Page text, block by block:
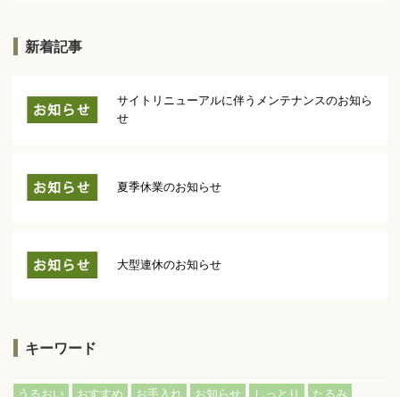
新着記事
サイトリニューアルに伴うメンテナンスのお知ら
せ
夏季休業のお知らせ
大型連休のお知らせ
キーワード
うるおい おすすめ お手入れ お知らせ しっとり たるみ